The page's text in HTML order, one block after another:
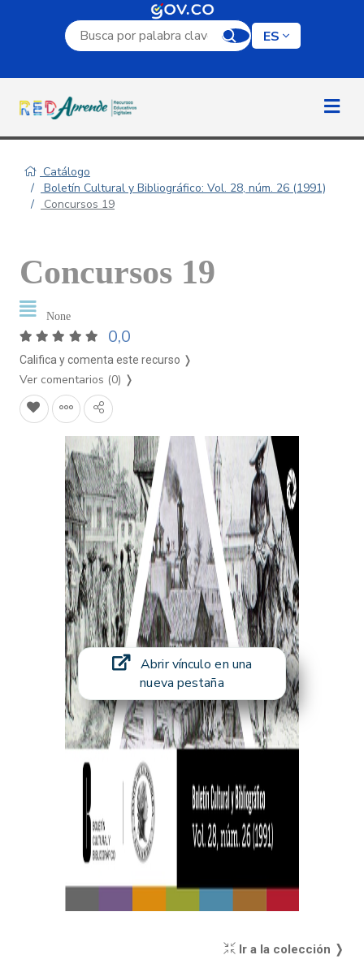
Campo de búsqueda por palabra clave
ES
Catálogo
Boletín Cultural y Bibliográfico: Vol. 28, núm. 26 (1991)
Concursos 19
Concursos 19
None
0,0
Califica y comenta este recurso ❭
Ver comentarios (0) ❭
Abrir vínculo en una
nueva pestaña
Ir a la colección ❭